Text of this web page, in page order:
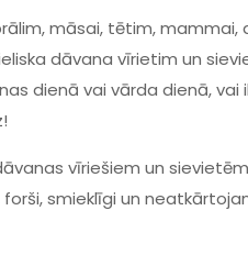
māsai, tētim, mammai,
dāvana vīrietim un
dienā vai vārda dienā, vai
vīriešiem un
smieklīgi un